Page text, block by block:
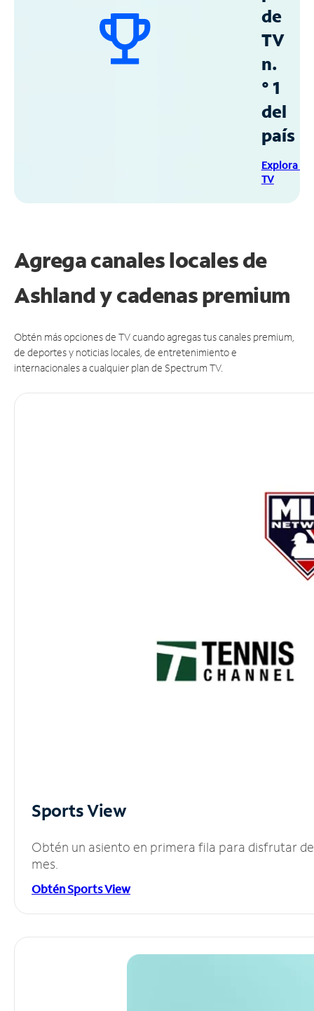
de
TV
n.
° 1
del
país
Explora
TV
Agrega canales locales de
Ashland y cadenas premium
Obtén más opciones de TV cuando agregas tus canales premium,
de deportes y noticias locales, de entretenimiento e
internacionales a cualquier plan de Spectrum TV.
Sports View
Obtén un asiento en primera fila para disfrutar
mes.
Obtén Sports View